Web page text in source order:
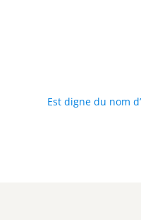
Est digne du nom